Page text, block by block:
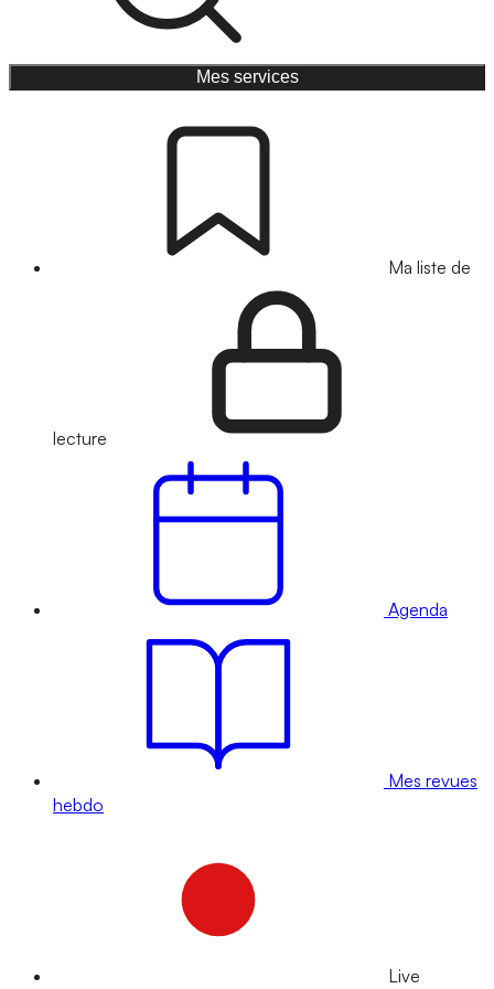
Mes services
Ma liste de
lecture
Agenda
Mes revues
hebdo
Live